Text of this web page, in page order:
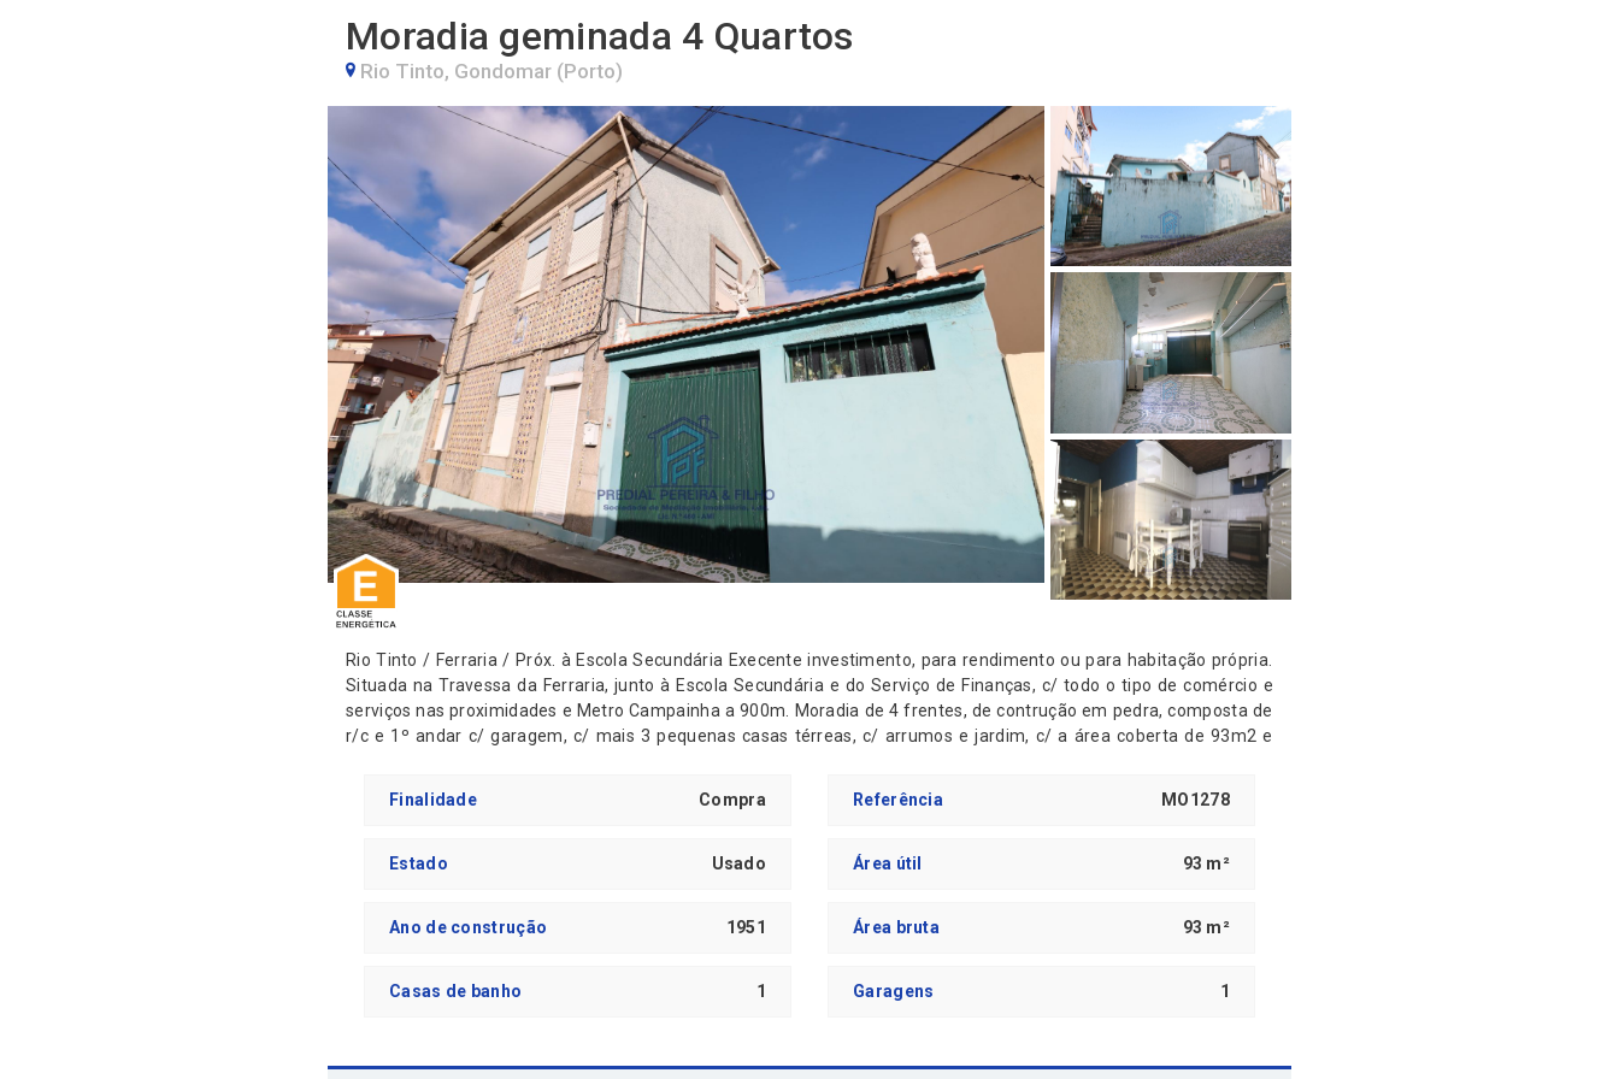
Moradia geminada 4 Quartos
Rio Tinto, Gondomar (Porto)
Rio Tinto / Ferraria / Próx. à Escola Secundária Execente investimento, para rendimento ou para habitação própria.
Situada na Travessa da Ferraria, junto à Escola Secundária e do Serviço de Finanças, c/ todo o tipo de comércio e
serviços nas proximidades e Metro Campainha a 900m. Moradia de 4 frentes, de contrução em pedra, composta de
r/c e 1º andar c/ garagem, c/ mais 3 pequenas casas térreas, c/ arrumos e jardim, c/ a área coberta de 93m2 e
Para mais informações e marcação de visitas, contacte-nos: PREDIAL PEREIRA & FILHO – Soc. Mediação de
Finalidade Compra Referência MO1278
Estado Usado Área útil 93 m²
Ano de construção 1951 Área bruta 93 m²
Casas de banho 1 Garagens 1